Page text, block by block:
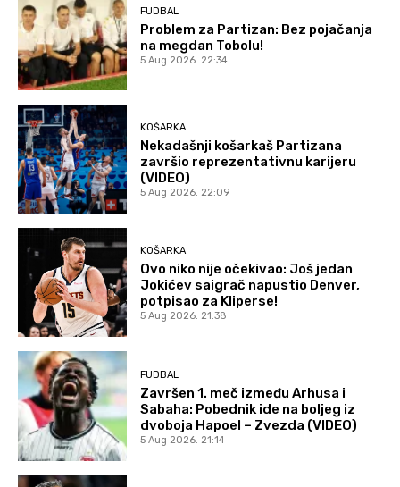
FUDBAL
Problem za Partizan: Bez pojačanja
na megdan Tobolu!
5 Aug 2026. 22:34
KOŠARKA
Nekadašnji košarkaš Partizana
završio reprezentativnu karijeru
(VIDEO)
5 Aug 2026. 22:09
KOŠARKA
Ovo niko nije očekivao: Još jedan
Jokićev saigrač napustio Denver,
potpisao za Kliperse!
5 Aug 2026. 21:38
FUDBAL
Završen 1. meč između Arhusa i
Sabaha: Pobednik ide na boljeg iz
dvoboja Hapoel – Zvezda (VIDEO)
5 Aug 2026. 21:14